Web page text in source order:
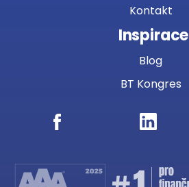
Kontakt
Inspirace
Blog
BT Kongres